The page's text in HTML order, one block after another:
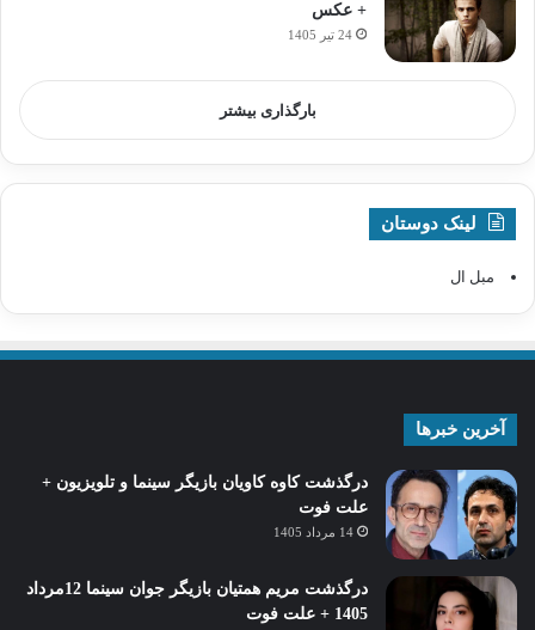
+ عکس
24 تیر 1405
بارگذاری بیشتر
لینک دوستان
مبل ال
آخرین خبرها
درگذشت کاوه کاویان بازیگر سینما و تلویزیون +
علت فوت
14 مرداد 1405
درگذشت مریم همتیان بازیگر جوان سینما 12مرداد
1405 + علت فوت